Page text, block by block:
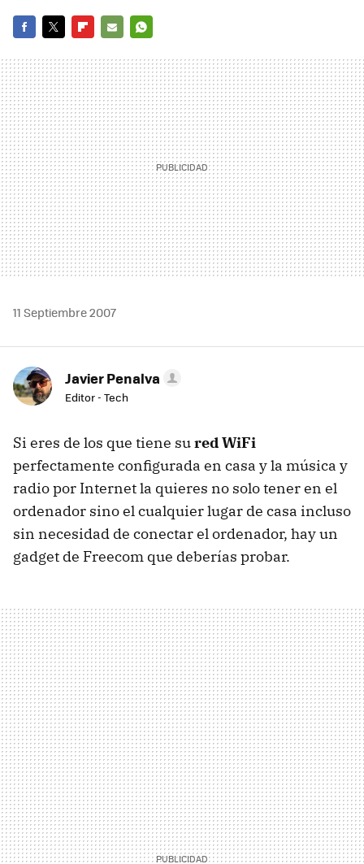
MAIL
11 Septiembre 2007
Javier Penalva
Editor - Tech
Si eres de los que tiene sured WiFi
perfectamente configurada en casa y la música y
radio por Internet la quieres no solo tener en el
ordenador sino el cualquier lugar de casa incluso
sin necesidad de conectar el ordenador, hay un
gadget de Freecom que deberías probar.